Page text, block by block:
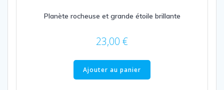
Planète rocheuse et grande étoile brillante
23,00 €
Ajouter au panier